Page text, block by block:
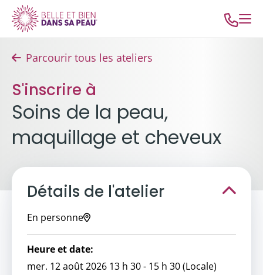
Parcourir tous les ateliers
S'inscrire à
Soins de la peau,
maquillage et cheveux
Détails de l'atelier
En personne
Heure et date:
mer. 12 août 2026 13 h 30 - 15 h 30 (Locale)